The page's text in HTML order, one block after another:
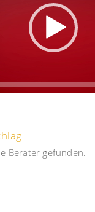
Berater gefunden.